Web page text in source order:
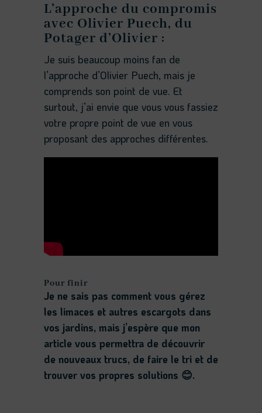
L’approche du compromis
avec Olivier Puech, du
Potager d’Olivier :
Je suis beaucoup moins fan de
l’approche d’Olivier Puech, mais je
comprends son point de vue. Et
surtout, j’ai envie que vous vous fassiez
votre propre point de vue en vous
proposant des approches différentes.
Pour finir
Je ne sais pas comment vous gérez
les limaces et autres escargots dans
vos jardins, mais j’espère que mon
article vous permettra de découvrir
de nouveaux trucs, de faire le tri et de
trouver vos propres solutions 😊.